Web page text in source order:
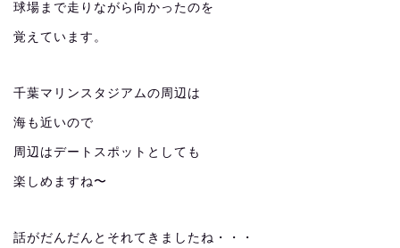
球場まで走りながら向かったのを
覚えています。
千葉マリンスタジアムの周辺は
海も近いので
周辺はデートスポットとしても
楽しめますね〜
話がだんだんとそれてきましたね・・・